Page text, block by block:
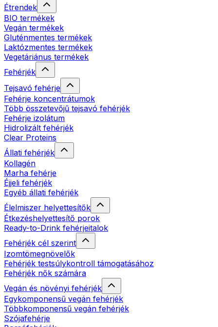
Étrendek
BIO termékek
Vegán termékek
Gluténmentes termékek
Laktózmentes termékek
Vegetáriánus termékek
Fehérjék
Tejsavó fehérje
Fehérje koncentrátumok
Több összetevőjű tejsavó fehérjék
Fehérje izolátum
Hidrolizált fehérjék
Clear Proteins
Állati fehérjék
Kollagén
Marha fehérje
Éjjeli fehérjék
Egyéb állati fehérjék
Élelmiszer helyettesítők
Étkezéshelyettesítő porok
Ready-to-Drink fehérjeitalok
Fehérjék cél szerint
Izomtömegnövelők
Fehérjék testsúlykontroll támogatásához
Fehérjék nők számára
Vegán és növényi fehérjék
Egykomponensű vegán fehérjék
Többkomponensű vegán fehérjék
Szójafehérje